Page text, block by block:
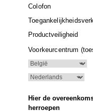
Colofon
Productveiligheid
Voorkeurcentrum
Hier de
herroepen